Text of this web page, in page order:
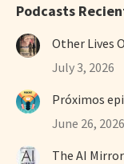
Podcasts
Other Lives
July 3, 2026
Próximos
June 26, 2026
The AI